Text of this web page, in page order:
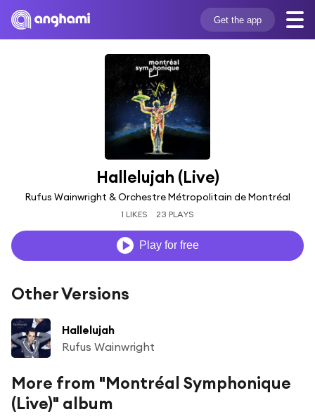
Get the app
Hallelujah (Live)
Rufus Wainwright & Orchestre Métropolitain de Montréal
1 LIKES 23 PLAYS
Play for free
Other Versions
Hallelujah
Rufus Wainwright
More from "Montréal Symphonique
(Live)" album